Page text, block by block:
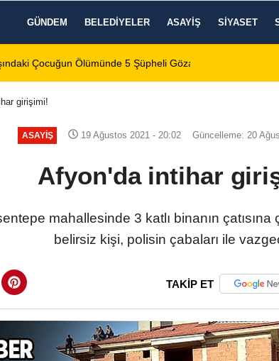
GÜNDEM BELEDIYELER ASAYIŞ SIYASET
Ağustos 2026 Perşembe
girişimi!
ASAYIŞ 19 Ağustos 2021 - 20:02 Güncelleme: 20
Afyon'da intihar
mahallesinde 3 katlı binanın
belirsiz kişi, polisin çabaları ile
TAKİP ET